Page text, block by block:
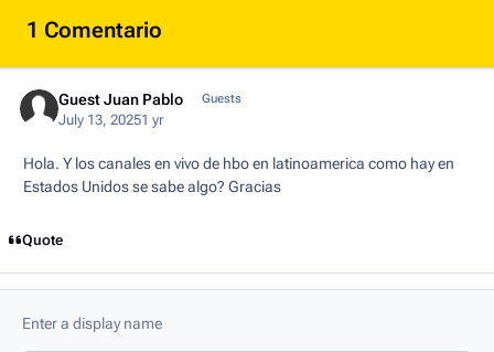
1 Comentario
Guest Juan Pablo Guests
July 13, 20251 yr
Hola. Y los canales en vivo de hbo en latinoamerica como hay en
Estados Unidos se sabe algo? Gracias
Quote